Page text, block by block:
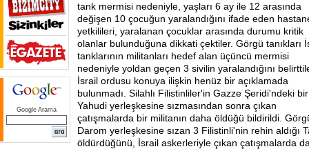
Google Arama
tank mermisi nedeniyle, yaşları 6 ay ile 12 arasında
değişen 10 çocuğun yaralandığını ifade eden
yetkilileri, yaralanan çocuklar arasında durumu kritik
olanlar bulunduğuna dikkati çektiler. Görgü tanıkları
tanklarının militanları hedef alan üçüncü mermisi
nedeniyle yoldan geçen 3 sivilin yaralandığını
İsrail ordusu konuya ilişkin henüz bir açıklamada
bulunmadı. Silahlı Filistinliler'in Gazze Şeridi'ndeki bir
Yahudi yerleşkesine sızmasından sonra çıkan
çatışmalarda bir militanın daha öldüğü bildirildi.
Darom yerleşkesine sızan 3 Filistinli'nin rehin aldığı
öldürdüğünü, İsrail askerleriyle çıkan çatışmalarda